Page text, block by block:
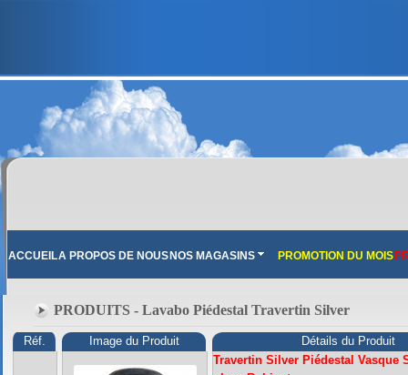
ACCUEILA PROPOS DE NOUS NOS MAGASINS PROMOTION DU MOIS
PRODUITS - Lavabo Piédestal Travertin Silver
Réf. Image du Produit Détails du Produit
Travertin Silver Piédestal Vasque